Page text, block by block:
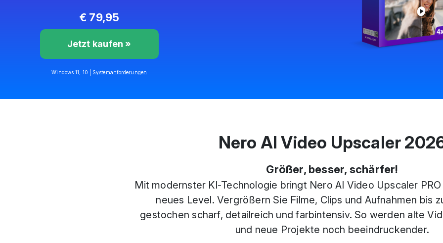
€ 79,95
Jetzt kaufen »
Windows 11, 10 | Systemanforderungen
Nero AI Video Upscaler
Größer, besser, schärfer!
Mit modernster KI-Technologie bringt Nero AI Video Upscaler
neues Level. Vergrößern Sie Filme, Clips und Aufnahmen bis
gestochen scharf, detailreich und farbintensiv. So werden alte
und neue Projekte noch beeindruckender.